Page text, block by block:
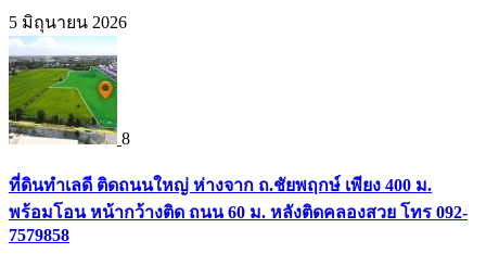
5 มิถุนายน 2026
8
ที่ดินทำเลดี ติดถนนใหญ่ ห่างจาก ถ.ชัยพฤกษ์ เพียง 400 ม.
พร้อมโอน หน้ากว้างติด ถนน 60 ม. หลังติดคลองสวย โทร 092-
7579858